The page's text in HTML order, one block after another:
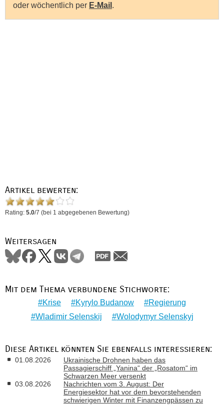
oder wöchentlich per E-Mail .
Artikel bewerten:
Rating: 5.0/7 (bei 1 abgegebenen Bewertung)
Weitersagen
Mit dem Thema verbundene Stichworte:
Krise Kyrylo Budanow
Regierung
Wladimir Selenskij
Wolodymyr Selenskyj
Diese Artikel könnten Sie ebenfalls interessieren:
01.08.2026
Ukrainische Drohnen haben das
Passagierschiff „Yanina“ der „Rosatom“ im
Schwarzen Meer versenkt
03.08.2026
Nachrichten vom 3. August: Der
Energiesektor hat vor dem bevorstehenden
schwierigen Winter mit Finanzengpässen zu